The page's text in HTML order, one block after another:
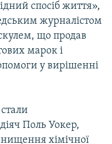
спосіб життя»,
журналістом
що продав
марок і
у вирішенні
Поль Уокер,
хімічної